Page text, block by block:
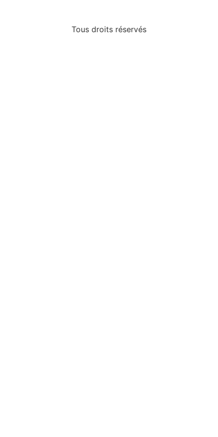
Tous droits réservés